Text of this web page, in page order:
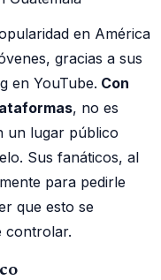
en América
gracias a sus
en YouTube. Con
, no es
un lugar público
Sus fanáticos, al
para pedirle
que esto se
controlar.